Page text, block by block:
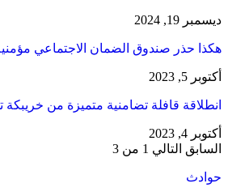
ديسمبر 19, 2024
هكذا حذر صندوق الضمان الاجتماعي
أكتوبر 5, 2023
انطلاقة قافلة تضامنية متميزة من
أكتوبر 4, 2023
السابق التالي 1 من 3
حوادث